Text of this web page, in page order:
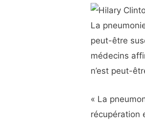
La
peut-être
médecins
n’est peut-
« La
récupération